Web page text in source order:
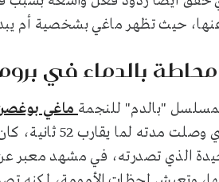
حيث تظهر ماغي بشخصية أم
بالدماء في
"بالدم" للنجمةماغي
النجمة
الذي تصدرته، في مشهد معبر